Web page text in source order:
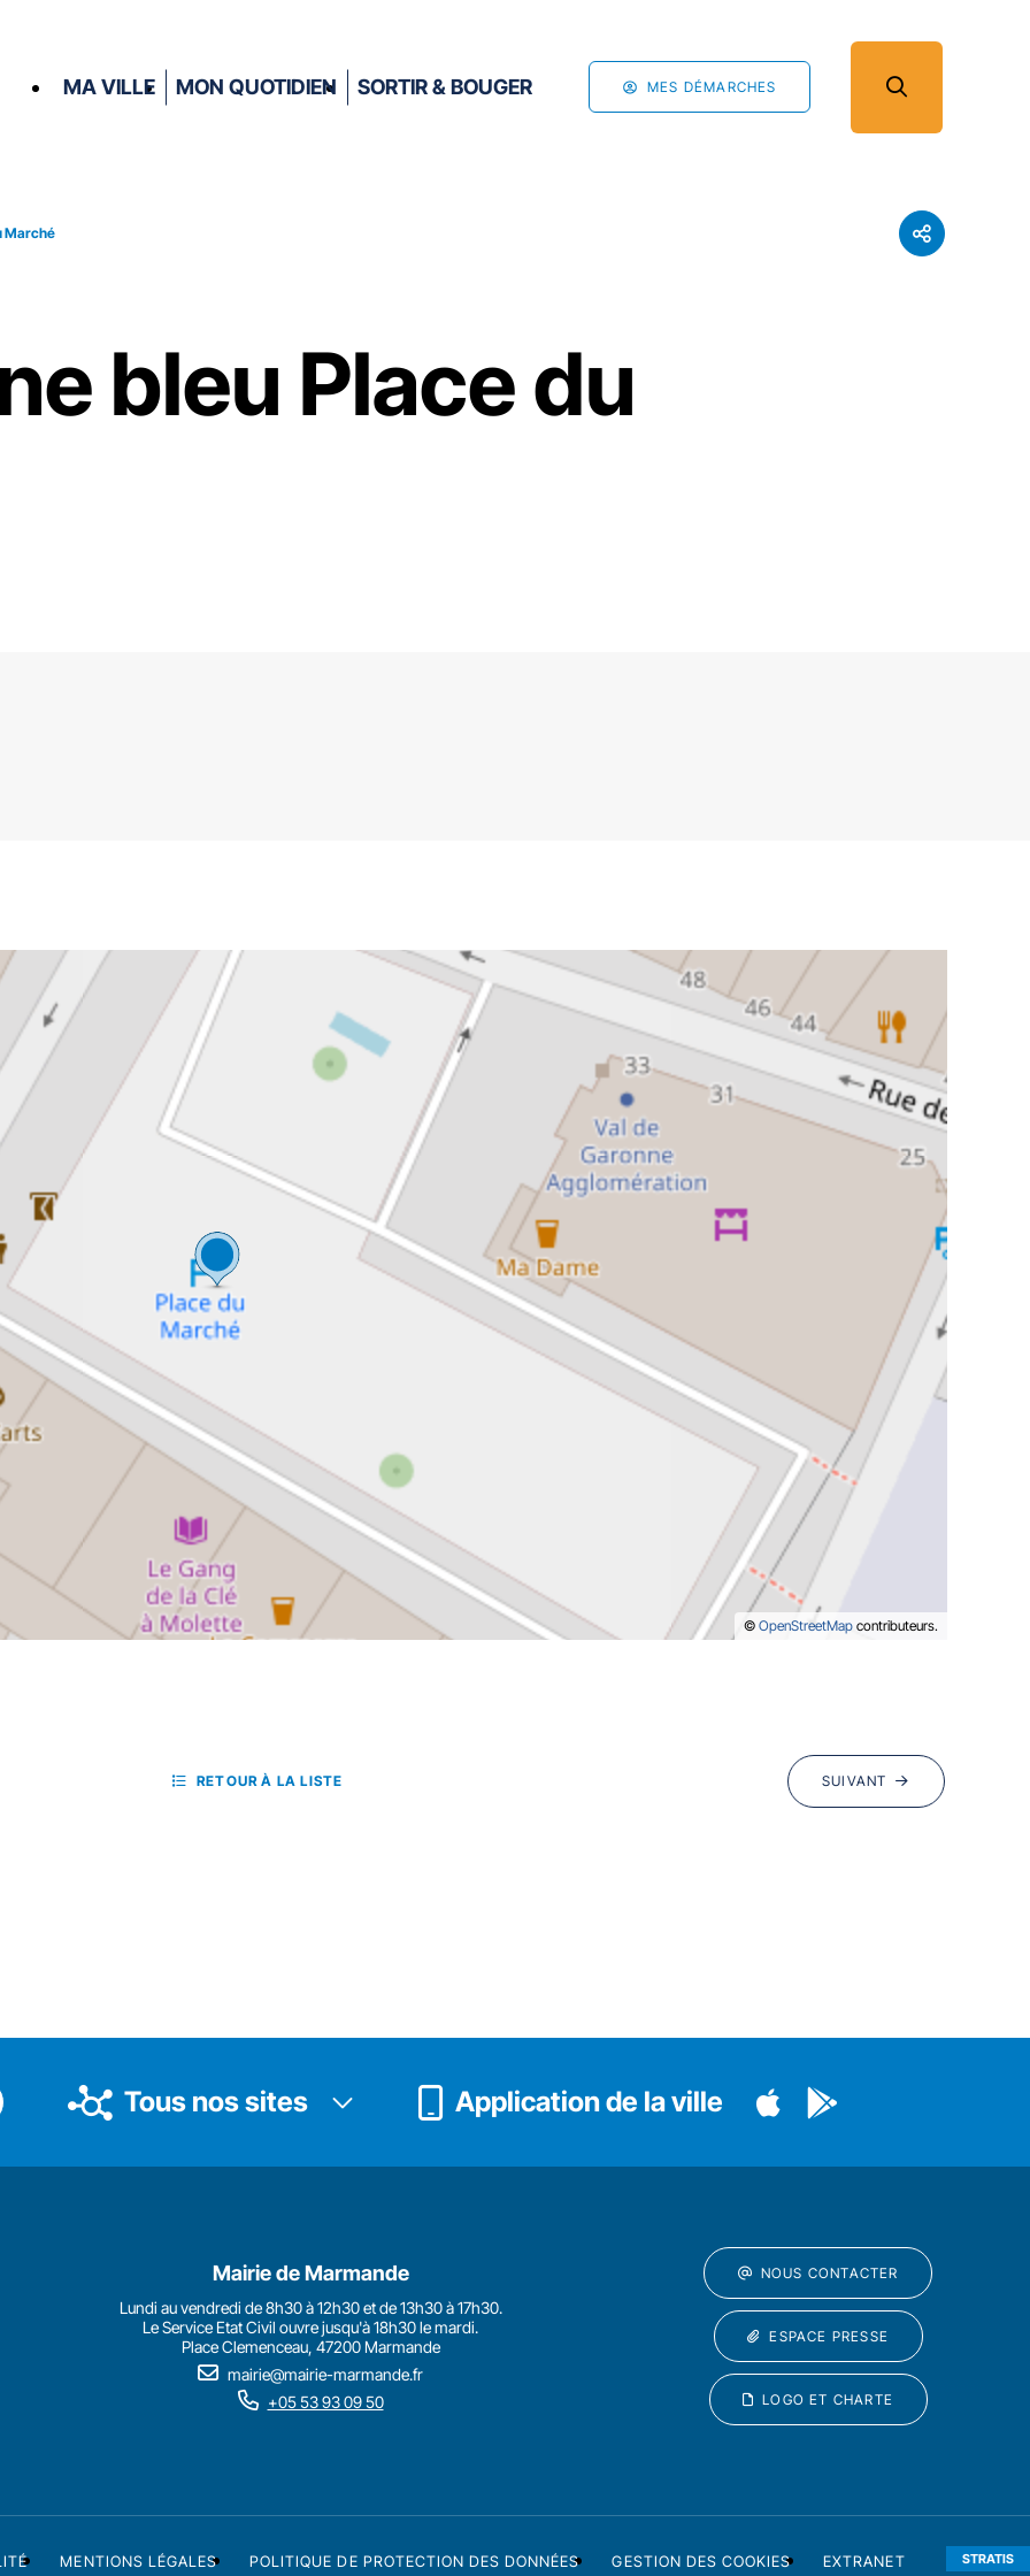
MA VILLE MON QUOTIDIEN SORTIR & BOUGER MES DÉMARCHES
Marché
bleu Place du
© OpenStreetMap contributeurs.
RETOUR À LA LISTE SUIVANT
Tous nos sites Application de la ville
Mairie de Marmande
Lundi au vendredi de 8h30 à 12h30 et de 13h30 à 17h30.
Le Service Etat Civil ouvre jusqu'à 18h30 le mardi.
Place Clemenceau, 47200 Marmande
mairie@mairie-marmande.fr
+05 53 93 09 50
NOUS CONTACTER
ESPACE PRESSE
LOGO ET CHARTE
MENTIONS LÉGALES POLITIQUE DE PROTECTION DES DONNÉES GESTION DES COOKIES EXTRANET STRATIS